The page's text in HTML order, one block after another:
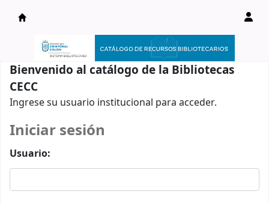
Catálogo en línea
Bienvenido al catálogo de la Bibliotecas
CECC
Ingrese su usuario institucional para acceder.
Iniciar sesión
Usuario: